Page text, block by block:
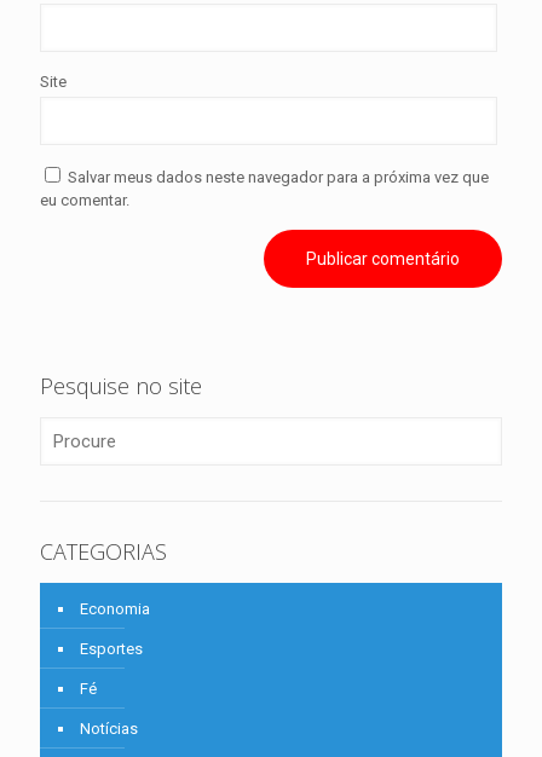
Site
Salvar meus dados neste navegador para a próxima vez que
eu comentar.
Pesquise no site
CATEGORIAS
Economia
Esportes
Fé
Notícias